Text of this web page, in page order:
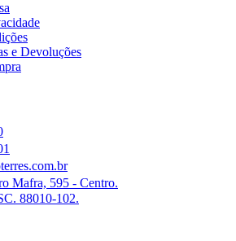
e Devoluções
Mafra, 595 - Centro.
88010-102.